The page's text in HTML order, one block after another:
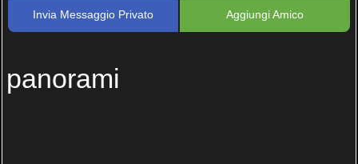
Invia Messaggio Privato Aggiungi Amico
panorami